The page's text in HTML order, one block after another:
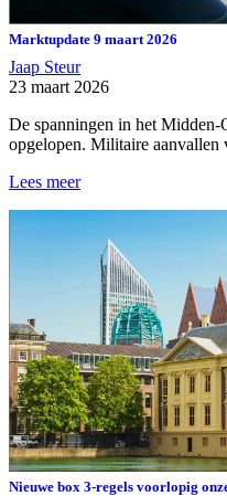
Marktupdate 9 maart 2026
Jaap Steur
23 maart 2026
De spanningen in het
opgelopen. Militaire aanvallen
Lees meer
Nieuwe box 3-regels voorlopig